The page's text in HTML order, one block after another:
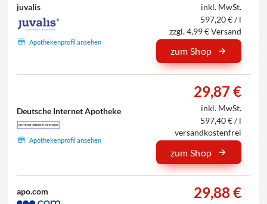
juvalis
Apothekenprofil ansehen
inkl. MwSt.
597,20 € / l
zzgl. 4,99 € Versand
zum Shop
Deutsche Internet Apotheke
Apothekenprofil ansehen
29,87 €
inkl. MwSt.
597,40 € / l
versandkostenfrei
zum Shop
apo.com 29,88 €